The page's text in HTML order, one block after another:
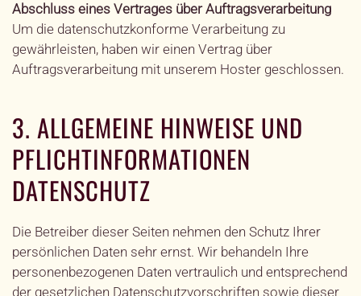
Abschluss eines Vertrages über Auftragsverarbeitung
Um die datenschutzkonforme Verarbeitung zu
gewährleisten, haben wir einen Vertrag über
Auftragsverarbeitung mit unserem Hoster geschlossen.
3. ALLGEMEINE HINWEISE UND
PFLICHTINFORMATIONEN
DATENSCHUTZ
Die Betreiber dieser Seiten nehmen den Schutz Ihrer
persönlichen Daten sehr ernst. Wir behandeln Ihre
personenbezogenen Daten vertraulich und entsprechend
der gesetzlichen Datenschutzvorschriften sowie dieser